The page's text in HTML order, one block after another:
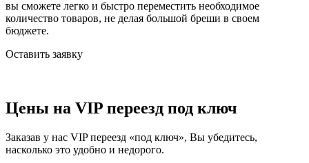
вы сможете легко и быстро переместить необходимое
количество товаров, не делая большой бреши в своем
бюджете.
Оставить заявку
Цены на VIP переезд под ключ
Заказав у нас VIP переезд «под ключ», Вы убедитесь,
насколько это удобно и недорого.